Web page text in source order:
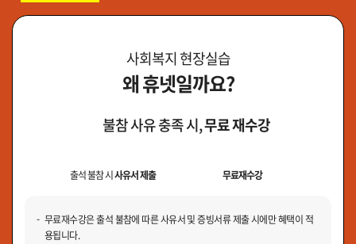
사회복지 현장실습
왜 휴넷일까요?
불참 사유 충족 시,무료 재수강
출석 불참 시사유서 제출 무료재수강
무료재수강은 출석 불참에 따른 사유서 및 증빙서류 제출 시에만 혜택이 적
용됩니다.